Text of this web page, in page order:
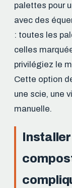
palettes pour
avec des
: toutes les
celles
privilégiez le
Cette option
une scie, une
manuelle.